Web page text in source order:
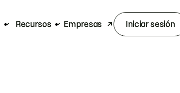
Recursos Empresas Iniciar sesión